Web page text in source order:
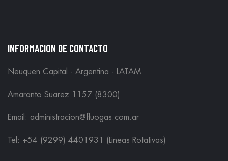
INFORMACION DE CONTACTO
Neuquen Capital - Argentina - LATAM
Amaranto Suarez 1157 (8300)
Email: administracion@fluogas.com.ar
Tel: +54 (9299) 4401931 (Lineas Rotativas)